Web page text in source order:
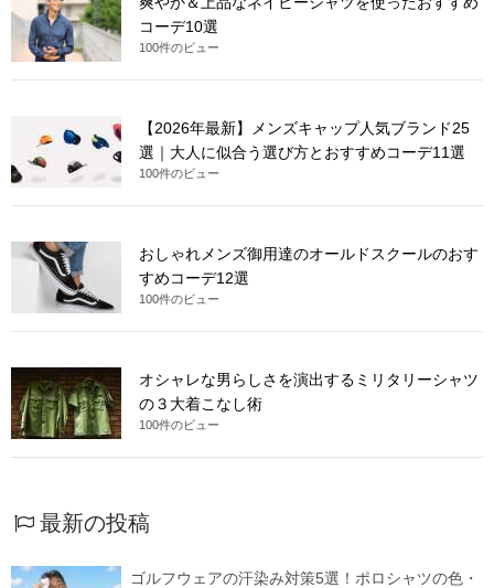
コーデ10選
100件のビュー
【2026年最新】メンズキャップ人気ブランド25
選｜大人に似合う選び方とおすすめコーデ11選
100件のビュー
おしゃれメンズ御用達のオールドスクールのおす
すめコーデ12選
100件のビュー
オシャレな男らしさを演出するミリタリーシャツ
の３大着こなし術
100件のビュー
最新の投稿
ゴルフウェアの汗染み対策5選！ポロシャツの色・